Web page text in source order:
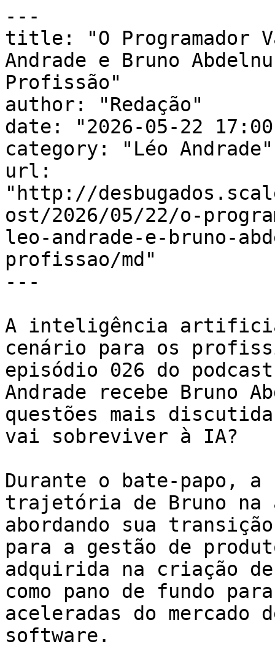
---
title: "O Programador
Andrade e Bruno
Profissão"
author: "Redação"
date: "2026-05-22
category: "Léo Andrade"
url:
"http://
ost/2026/05/22/o-
leo-andrade-e-bruno-
profissao/md"
---
A inteligência artificial
cenário para os
episódio 026 do
Andrade recebe Bruno
questões mais
vai sobreviver à IA?
Durante o bate-papo, a
trajetória de Bruno na
abordando sua
para a gestão de
adquirida na criação
como pano de fundo
aceleradas do mercado
software.